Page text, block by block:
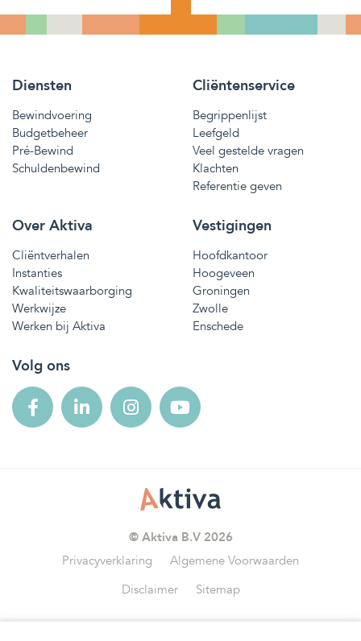
Diensten
Bewindvoering
Budgetbeheer
Pré-Bewind
Schuldenbewind
Cliëntenservice
Begrippenlijst
Leefgeld
Veel gestelde vragen
Klachten
Referentie geven
Over Aktiva
Cliëntverhalen
Instanties
Kwaliteitswaarborging
Werkwijze
Werken bij Aktiva
Vestigingen
Hoofdkantoor
Hoogeveen
Groningen
Zwolle
Enschede
Volg ons
© Aktiva B.V 2026
Privacyverklaring
Algemene Voorwaarden
Disclaimer
Sitemap